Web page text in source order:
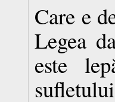
Care e
Legea
este